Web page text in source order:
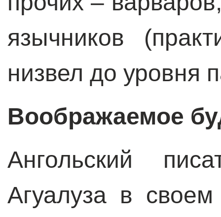
язычников
низвел до уровня
Воображаемое
Ангольский
Агуалуза в